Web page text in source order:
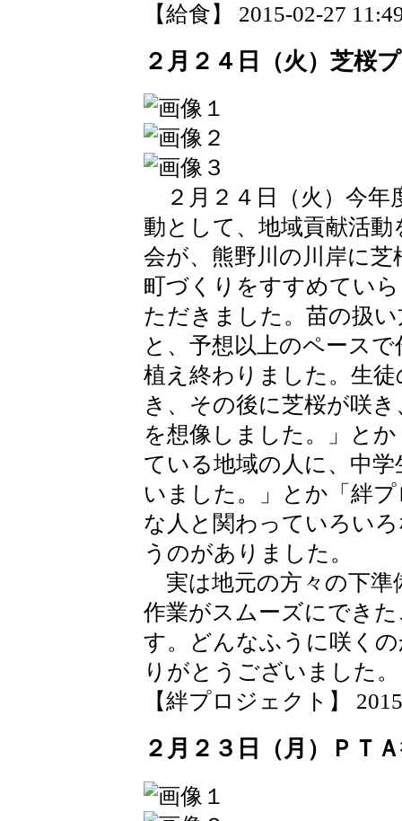
【給食】 2015-02-27
２月２４日（火）芝桜
２月２４日（火）今年
動として、地域貢献活
会が、熊野川の川岸に
町づくりをすすめてい
ただきました。苗の扱
と、予想以上のペース
植え終わりました。生
き、その後に芝桜が咲
を想像しました。」と
ている地域の人に、中
いました。」とか「絆
な人と関わっていろい
うのがありました。
実は地元の方々の下準
作業がスムーズにでき
す。どんなふうに咲く
りがとうございました。
【絆プロジェクト】
２月２３日（月）ＰＴ